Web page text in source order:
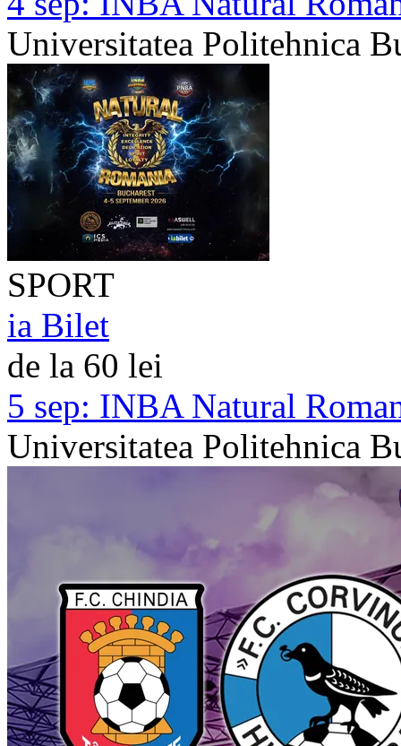
Universitatea Politehnica
SPORT
ia Bilet
de la 60 lei
5 sep: INBA Natural
Universitatea Politehnica